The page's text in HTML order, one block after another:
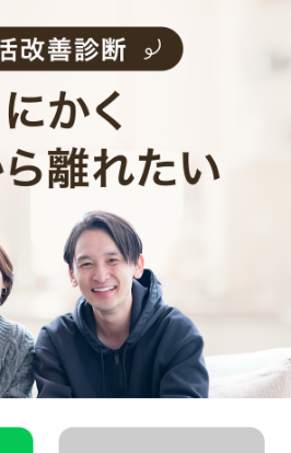
ともよだれが少ないタイプでし
ペロと出すこともあまりなかっ
し、よく思い出してみると、次
をグーに握り、じーっと見つめ
するということが何度もありま
れど距離感と力加減がわからな
理解しました。
次男もすっかり成長して、４月
成長する中でどんどんなくなっ
のカワイイ仕草”を見逃さない